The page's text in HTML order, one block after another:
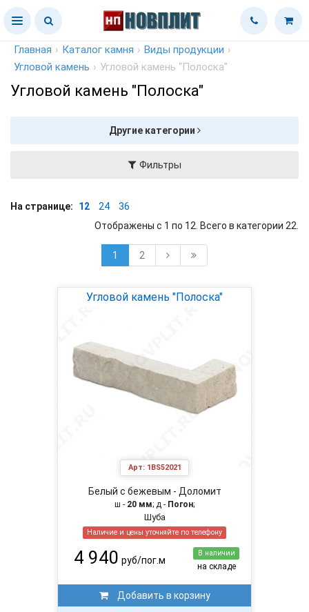
Главная › Каталог камня › Виды продукции ›
Угловой камень › Угловой камень "Полоска"
Угловой камень "Полоска"
Другие категории
Фильтры
На странице: 12 24
36
Отображены с 1 по 12. Всего в категории 22.
1 2
Арт: 1BS52021
Угловой камень "Полоска"
Белый с бежевым - Доломит
ш - 20 мм; д - Погон;
Шуба
Наличие и цены уточняйте по телефону
4 940 руб/пог.м
В наличии
на складе
Добавить в корзину